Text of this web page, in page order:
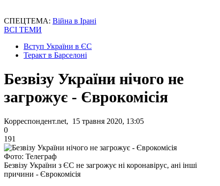
СПЕЦТЕМА: Війна в Ірані
ВСІ ТЕМИ
Вступ України в ЄС
Теракт в Барселоні
Безвізу України нічого не
загрожує - Єврокомісія
Корреспондент.net, 15 травня 2020, 13:05
0
191
Фото: Телеграф
Безвізу України з ЄС не загрожує ні коронавірус, ані інші
причини - Єврокомісія